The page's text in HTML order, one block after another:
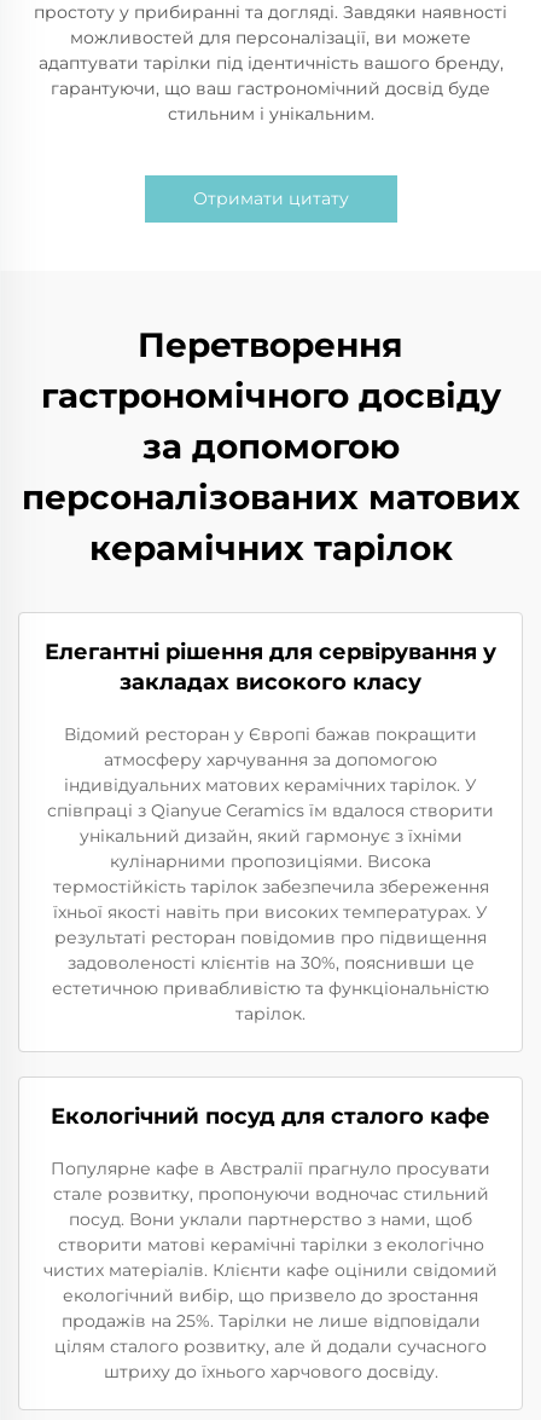
простоту у прибиранні та догляді. Завдяки наявності
можливостей для персоналізації, ви можете
адаптувати тарілки під ідентичність вашого бренду,
гарантуючи, що ваш гастрономічний досвід буде
стильним і унікальним.
Отримати цитату
Перетворення
гастрономічного досвіду
за допомогою
персоналізованих матових
керамічних тарілок
Елегантні рішення для сервірування у
закладах високого класу
Відомий ресторан у Європі бажав покращити
атмосферу харчування за допомогою
індивідуальних матових керамічних тарілок. У
співпраці з Qianyue Ceramics їм вдалося створити
унікальний дизайн, який гармонує з їхніми
кулінарними пропозиціями. Висока
термостійкість тарілок забезпечила збереження
їхньої якості навіть при високих температурах. У
результаті ресторан повідомив про підвищення
задоволеності клієнтів на 30%, пояснивши це
естетичною привабливістю та функціональністю
тарілок.
Екологічний посуд для сталого кафе
Популярне кафе в Австралії прагнуло просувати
стале розвитку, пропонуючи водночас стильний
посуд. Вони уклали партнерство з нами, щоб
створити матові керамічні тарілки з екологічно
чистих матеріалів. Клієнти кафе оцінили свідомий
екологічний вибір, що призвело до зростання
продажів на 25%. Тарілки не лише відповідали
цілям сталого розвитку, але й додали сучасного
штриху до їхнього харчового досвіду.